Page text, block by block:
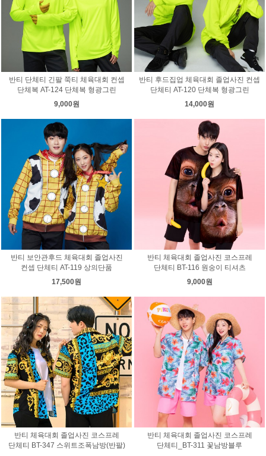
반티 단체티 긴팔 쭉티 체육대회 컨셉
단체복 AT-124 단체복 형광그린
9,000원
반티 후드집업 체육대회 졸업사진 컨셉
단체티 AT-120 단체복 형광그린
14,000원
반티 보안관후드 체육대회 졸업사진
컨셉 단체티 AT-119 상의단품
17,500원
반티 체육대회 졸업사진 코스프레
단체티 BT-116 원숭이 티셔츠
9,000원
반티 체육대회 졸업사진 코스프레
단체티 BT-347 스위트조폭남방(반팔)
반티 체육대회 졸업사진 코스프레
단체티_BT-311 꽃남방블루